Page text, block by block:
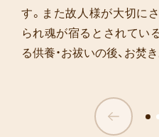
す。また故人様が大切に
られ魂が宿るとされてい
る供養・お祓いの後、お焚
養っ
てど
うす